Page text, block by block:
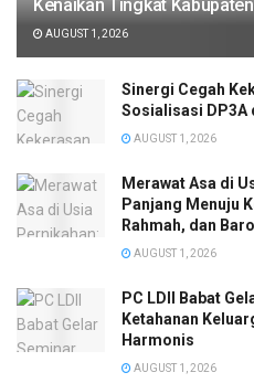
Kenaikan Tingkat
AUGUST 1, 2026
Sinergi Cegah
Sosialisasi DP3A
AUGUST 1, 2026
Merawat Asa di
Panjang Menuju
Rahmah, dan
AUGUST 1, 2026
PC LDII Babat
Ketahanan
Harmonis
AUGUST 1, 2026